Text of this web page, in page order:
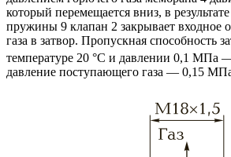
который перемещается вниз, в
пружины 9 клапан 2 закрывает входное
газа в затвор. Пропускная способность
температуре 20 °С и давлении 0,1 МПа
давление поступающего газа — 0,15